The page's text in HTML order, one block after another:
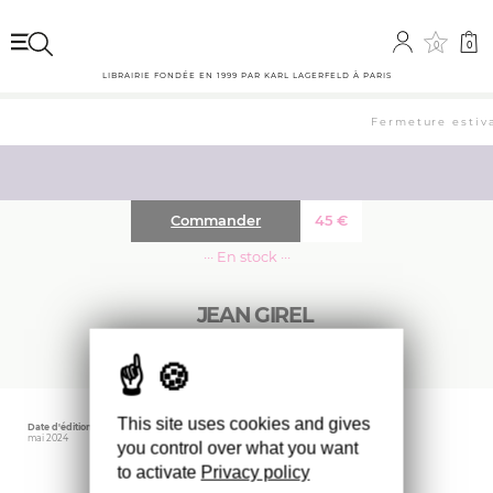
0 0
LIBRAIRIE FONDÉE EN 1999 PAR KARL LAGERFELD À PARIS
Fermeture
JEAN GIREL
45 €
Commander
··· En stock ···
Date d'édition
mai 2024
Éditeur
Pierre Marie Giraud
This site uses cookies and gives
you control over what you want
to activate Privacy policy